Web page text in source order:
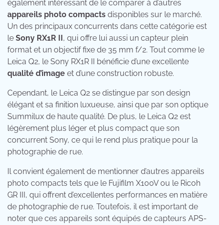
également intéressant de le comparer à d’autres
appareils photo compacts disponibles sur le marché.
Un des principaux concurrents dans cette catégorie est
le Sony RX1R II, qui offre lui aussi un capteur plein
format et un objectif fixe de 35 mm f/2. Tout comme le
Leica Q2, le Sony RX1R II bénéficie d’une excellente
qualité d’image et d’une construction robuste.
Cependant, le Leica Q2 se distingue par son design
élégant et sa finition luxueuse, ainsi que par son optique
Summilux de haute qualité. De plus, le Leica Q2 est
légèrement plus léger et plus compact que son
concurrent Sony, ce qui le rend plus pratique pour la
photographie de rue.
Il convient également de mentionner d’autres appareils
photo compacts tels que le Fujifilm X100V ou le Ricoh
GR III, qui offrent d’excellentes performances en matière
de photographie de rue. Toutefois, il est important de
noter que ces appareils sont équipés de capteurs APS-